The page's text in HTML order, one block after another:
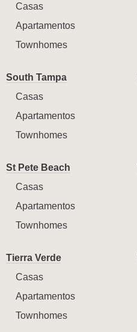
Casas
Apartamentos
Townhomes
South Tampa
Casas
Apartamentos
Townhomes
St Pete Beach
Casas
Apartamentos
Townhomes
Tierra Verde
Casas
Apartamentos
Townhomes